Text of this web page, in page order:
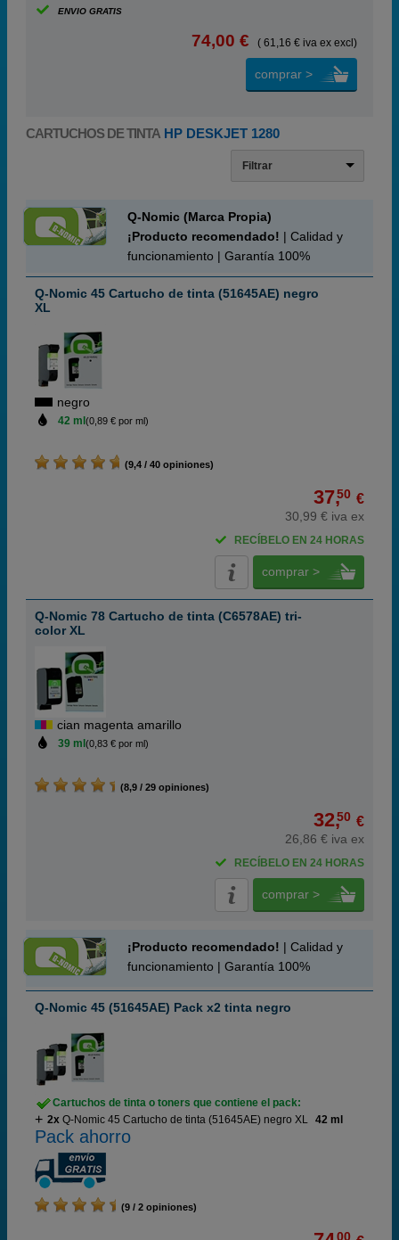
ENVIO GRATIS
74,00 € ( 61,16 € iva ex excl)
comprar >
CARTUCHOS DE TINTA HP DESKJET 1280
Filtrar
Q-Nomic (Marca Propia)
¡Producto recomendado! | Calidad y
funcionamiento | Garantía 100%
Q-Nomic 45 Cartucho de tinta (51645AE) negro
XL
negro
42 ml (0,89 € por ml)
(9,4 / 40 opiniones)
37,50 €
30,99 € iva ex
RECÍBELO EN 24 HORAS
comprar >
Q-Nomic 78 Cartucho de tinta (C6578AE) tri-
color XL
cian magenta amarillo
39 ml (0,83 € por ml)
(8,9 / 29 opiniones)
32,50 €
26,86 € iva ex
RECÍBELO EN 24 HORAS
comprar >
¡Producto recomendado! | Calidad y
funcionamiento | Garantía 100%
Q-Nomic 45 (51645AE) Pack x2 tinta negro
Cartuchos de tinta o toners que contiene el pack:
2x Q-Nomic 45 Cartucho de tinta (51645AE) negro XL 42 ml
Pack ahorro
(9 / 2 opiniones)
00